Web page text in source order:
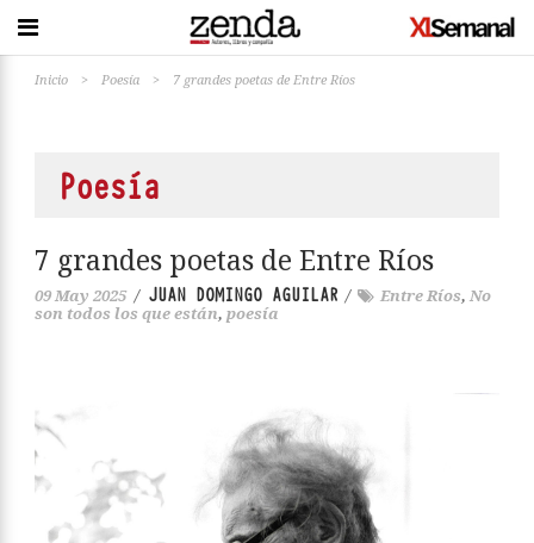
Inicio > Poesía > 7 grandes poetas de Entre Ríos
Poesía
7 grandes poetas de Entre Ríos
09 May 2025 / JUAN DOMINGO AGUILAR / Entre Ríos, No
son todos los que están, poesía